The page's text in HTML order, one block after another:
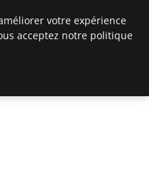
votre expérience
acceptez notre politique